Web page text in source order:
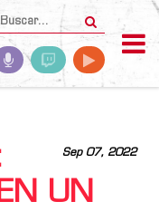
Sep 07, 2022
UN